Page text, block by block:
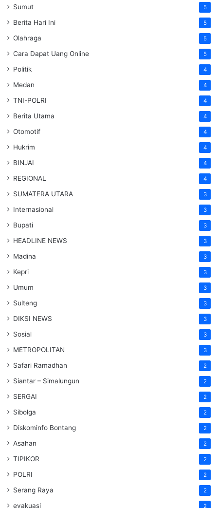
Sumut 5
Berita Hari Ini 5
Olahraga 5
Cara Dapat Uang Online 5
Politik 4
Medan 4
TNI-POLRI 4
Berita Utama 4
Otomotif 4
Hukrim 4
BINJAI 4
REGIONAL 4
SUMATERA UTARA 3
Internasional 3
Bupati 3
HEADLINE NEWS 3
Madina 3
Kepri 3
Umum 3
Sulteng 3
DIKSI NEWS 3
Sosial 3
METROPOLITAN 3
Safari Ramadhan 2
Siantar – Simalungun 2
SERGAI 2
Sibolga 2
Diskominfo Bontang 2
Asahan 2
TIPIKOR 2
POLRI 2
Serang Raya 2
evakuasi 2